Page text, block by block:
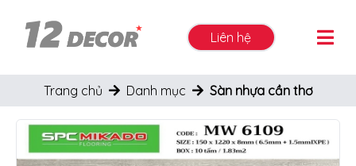
Liên hệ
Trang chủ Danh mục Sàn nhựa cần thơ